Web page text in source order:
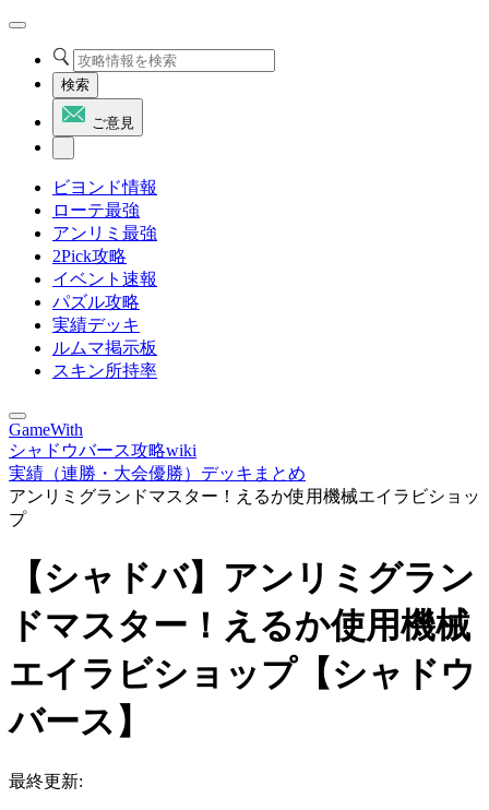
検索
ご意見
ビヨンド情報
ローテ最強
アンリミ最強
2Pick攻略
イベント速報
パズル攻略
実績デッキ
ルムマ掲示板
スキン所持率
GameWith
シャドウバース攻略wiki
実績（連勝・大会優勝）デッキまとめ
アンリミグランドマスター！えるか使用機械エイラビショッ
プ
【シャドバ】アンリミグラン
ドマスター！えるか使用機械
エイラビショップ【シャドウ
バース】
最終更新: